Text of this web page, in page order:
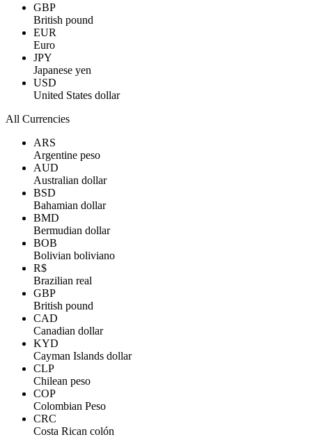
GBP
British pound
EUR
Euro
JPY
Japanese yen
USD
United States dollar
All Currencies
ARS
Argentine peso
AUD
Australian dollar
BSD
Bahamian dollar
BMD
Bermudian dollar
BOB
Bolivian boliviano
R$
Brazilian real
GBP
British pound
CAD
Canadian dollar
KYD
Cayman Islands dollar
CLP
Chilean peso
COP
Colombian Peso
CRC
Costa Rican colón